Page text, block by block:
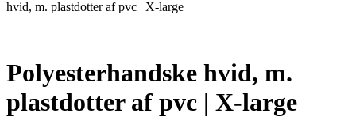
hvid, m. plastdotter af pvc | X-large
Polyesterhandske hvid, m.
plastdotter af pvc | X-large